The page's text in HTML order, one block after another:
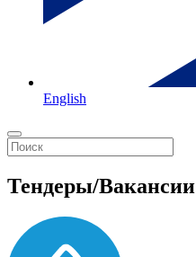
English
Тендеры/Вакансии